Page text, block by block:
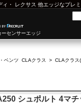
ィ ・ レクサス 他エッジなプレ
センサーエッジ
ベンツ CLAクラス > CLAクラス
シュポルト 4マ